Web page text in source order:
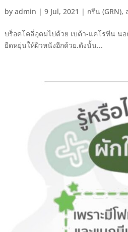
byadmin |9 Jul, 2021 | กรีน (GRN),
บร็อคโคลี่อุดมไปด้วย เบต้า-แคโรทีน น
ยืดหยุ่นให้ผิวหนังอีกด้วย.ดังนั้น...